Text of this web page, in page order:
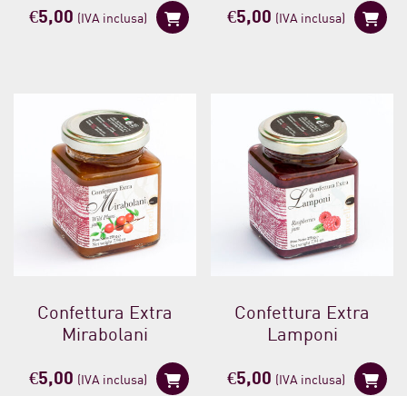
€5,00 (IVA inclusa) €5,00 (IVA inclusa)
Confettura Extra
Mirabolani
€5,00 (IVA inclusa)
Confettura Extra
Lamponi
€5,00 (IVA inclusa)